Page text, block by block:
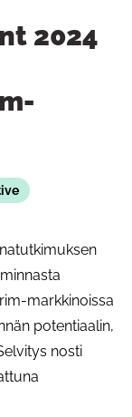
2024
markkinoissa
potentiaalin,
nosti